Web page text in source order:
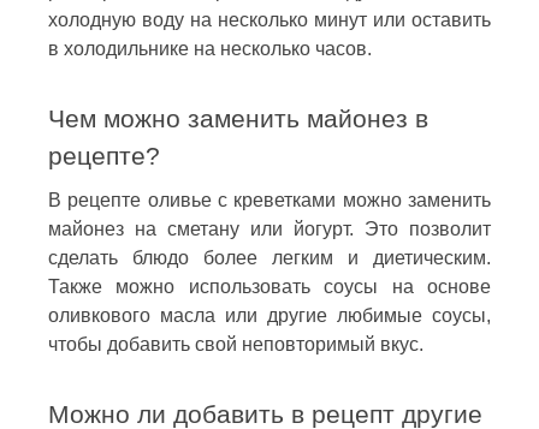
холодную воду на несколько минут или оставить
в холодильнике на несколько часов.
Чем можно заменить майонез в
рецепте?
В рецепте оливье с креветками можно заменить
майонез на сметану или йогурт. Это позволит
сделать блюдо более легким и диетическим.
Также можно использовать соусы на основе
оливкового масла или другие любимые соусы,
чтобы добавить свой неповторимый вкус.
Можно ли добавить в рецепт другие